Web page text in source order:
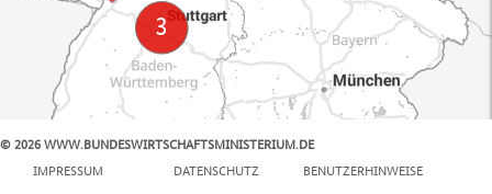
© 2026 WWW.BUNDESWIRTSCHAFTSMINISTERIUM.DE
IMPRESSUM
DATENSCHUTZ BENUTZERHINWEISE